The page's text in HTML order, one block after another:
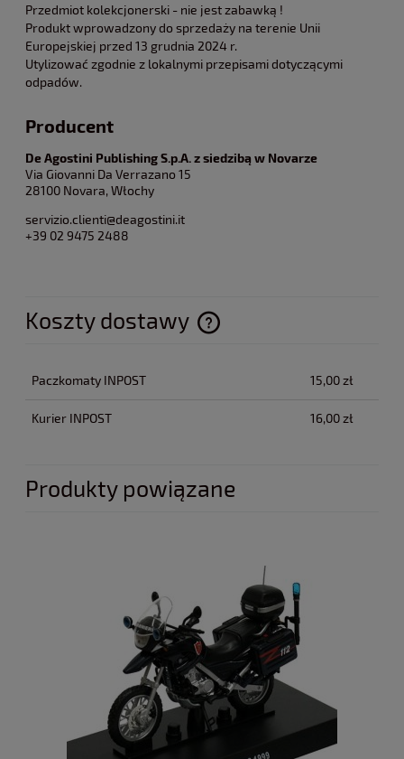
Przedmiot kolekcjonerski - nie jest zabawką !
Produkt wprowadzony do sprzedaży na terenie Unii
Europejskiej przed 13 grudnia 2024 r.
Utylizować zgodnie z lokalnymi przepisami dotyczącymi
odpadów.
Producent
De Agostini Publishing S.p.A. z siedzibą w Novarze
Via Giovanni Da Verrazano 15
28100 Novara, Włochy
servizio.clienti@deagostini.it
+39 02 9475 2488
Koszty dostawy
Cena nie zawiera ewentualnych kosztów płatności
Paczkomaty INPOST 15,00 zł
Kurier INPOST 16,00 zł
Produkty powiązane